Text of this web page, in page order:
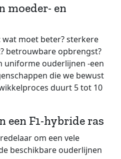
moeder- en
moet beter? sterkere
betrouwbare opbrengst?
uniforme ouderlijnen -een
die we bewust
duurt 5 tot 10
een F1-hybride ras
om een vele
beschikbare ouderlijnen